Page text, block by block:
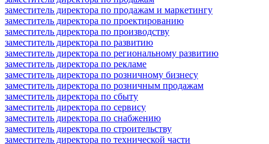
заместитель директора по продажам и маркетингу
заместитель директора по проектированию
заместитель директора по производству
заместитель директора по развитию
заместитель директора по региональному развитию
заместитель директора по рекламе
заместитель директора по розничному бизнесу
заместитель директора по розничным продажам
заместитель директора по сбыту
заместитель директора по сервису
заместитель директора по снабжению
заместитель директора по строительству
заместитель директора по технической части